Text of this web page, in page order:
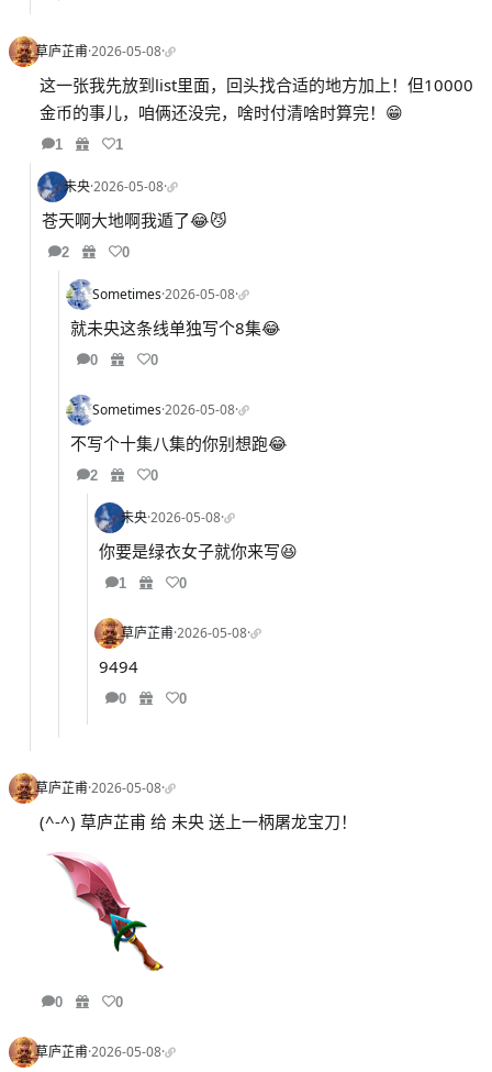
草庐芷甫·2026-05-08·
这一张我先放到list里面，回头找合适的地方加上！但10000
金币的事儿，咱俩还没完，啥时付清啥时算完！😁
1 1
未央·2026-05-08·
苍天啊大地啊我遁了😂😼
2 0
Sometimes·2026-05-08·
就未央这条线单独写个8集😂
0 0
Sometimes·2026-05-08·
不写个十集八集的你别想跑😂
2 0
未央·2026-05-08·
你要是绿衣女子就你来写😆
1 0
草庐芷甫·2026-05-08·
9494
0 0
草庐芷甫·2026-05-08·
(^-^) 草庐芷甫 给 未央 送上一柄屠龙宝刀！
0 0
草庐芷甫·2026-05-08·